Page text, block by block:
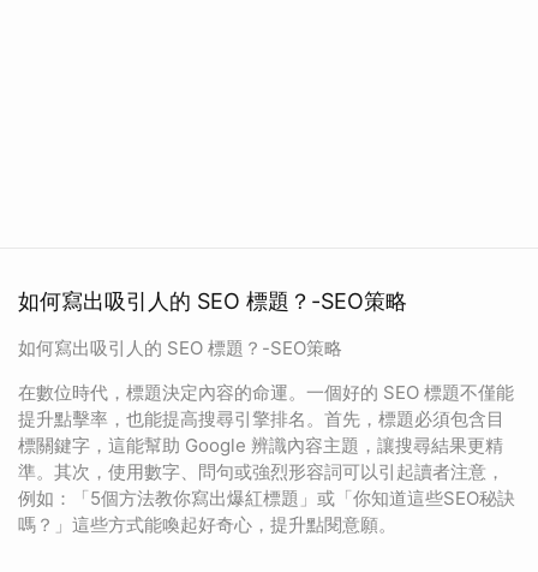
如何寫出吸引人的 SEO 標題？-SEO策略
如何寫出吸引人的 SEO 標題？-SEO策略
在數位時代，標題決定內容的命運。一個好的 SEO 標題不僅能
提升點擊率，也能提高搜尋引擎排名。首先，標題必須包含目
標關鍵字，這能幫助 Google 辨識內容主題，讓搜尋結果更精
準。其次，使用數字、問句或強烈形容詞可以引起讀者注意，
例如：「5個方法教你寫出爆紅標題」或「你知道這些SEO秘訣
嗎？」這些方式能喚起好奇心，提升點閱意願。